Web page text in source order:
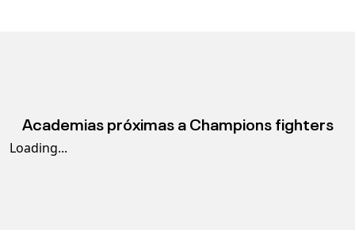
Academias próximas a Champions fighters
Loading...